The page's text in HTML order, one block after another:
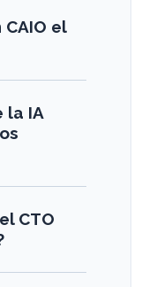
CAIO el
la IA
CTO